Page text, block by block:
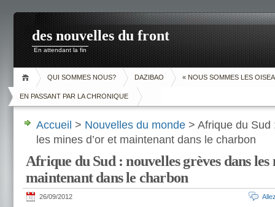
des nouvelles du front
En attendant la fin
QUI SOMMES NOUS? DAZIBAO « NOUS SOMMES LES
EN PASSANT PAR LA CHRONIQUE
Accueil > Nouvelles du monde > Afrique du
les mines d’or et maintenant dans le charbon
Afrique du Sud : nouvelles grèves dans les
maintenant dans le charbon
26/09/2012